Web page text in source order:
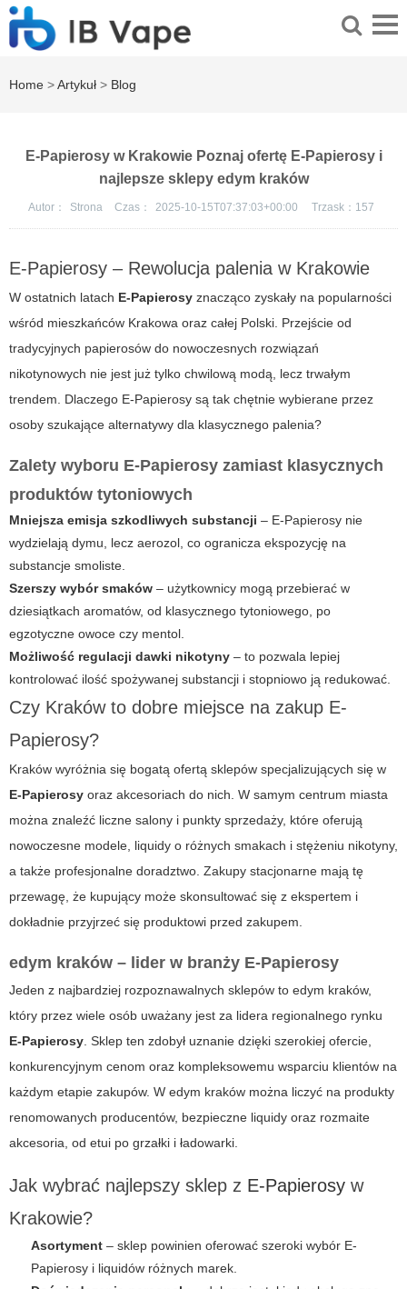
Home >Artykuł > Blog
E-Papierosy w Krakowie Poznaj ofertę E-Papierosy i
najlepsze sklepy edym kraków
Autor： Strona Czas： 2025-10-15T07:37:03+00:00 Trzask： 157
E-Papierosy – Rewolucja palenia w Krakowie
W ostatnich latach E-Papierosy znacząco zyskały na popularności
wśród mieszkańców Krakowa oraz całej Polski. Przejście od
tradycyjnych papierosów do nowoczesnych rozwiązań
nikotynowych nie jest już tylko chwilową modą, lecz trwałym
trendem. Dlaczego E-Papierosy są tak chętnie wybierane przez
osoby szukające alternatywy dla klasycznego palenia?
Zalety wyboru E-Papierosy zamiast klasycznych
produktów tytoniowych
Mniejsza emisja szkodliwych substancji – E-Papierosy nie
wydzielają dymu, lecz aerozol, co ogranicza ekspozycję na
substancje smoliste.
Szerszy wybór smaków – użytkownicy mogą przebierać w
dziesiątkach aromatów, od klasycznego tytoniowego, po
egzotyczne owoce czy mentol.
Możliwość regulacji dawki nikotyny – to pozwala lepiej
kontrolować ilość spożywanej substancji i stopniowo ją redukować.
Czy Kraków to dobre miejsce na zakup E-
Papierosy?
Kraków wyróżnia się bogatą ofertą sklepów specjalizujących się w
E-Papierosy oraz akcesoriach do nich. W samym centrum miasta
można znaleźć liczne salony i punkty sprzedaży, które oferują
nowoczesne modele, liquidy o różnych smakach i stężeniu nikotyny,
a także profesjonalne doradztwo. Zakupy stacjonarne mają tę
przewagę, że kupujący może skonsultować się z ekspertem i
dokładnie przyjrzeć się produktowi przed zakupem.
edym kraków – lider w branży E-Papierosy
Jeden z najbardziej rozpoznawalnych sklepów to edym kraków,
który przez wiele osób uważany jest za lidera regionalnego rynku
E-Papierosy. Sklep ten zdobył uznanie dzięki szerokiej ofercie,
konkurencyjnym cenom oraz kompleksowemu wsparciu klientów na
każdym etapie zakupów. W edym kraków można liczyć na produkty
renomowanych producentów, bezpieczne liquidy oraz rozmaite
akcesoria, od etui po grzałki i ładowarki.
Jak wybrać najlepszy sklep z E-Papierosy w
Krakowie?
Asortyment – sklep powinien oferować szeroki wybór E-
Papierosy i liquidów różnych marek.